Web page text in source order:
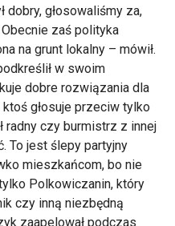
dobry, głosowaliśmy za,
zaś polityka
na grunt lokalny – mówił.
w swoim
dobre rozwiązania dla
głosuje przeciw tylko
radny czy burmistrz z innej
To jest ślepy partyjny
mieszkańcom, bo nie
Polkowiczanin, który
czy inną niezbędną
zaapelował podczas